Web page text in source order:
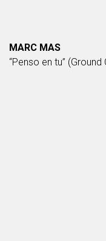
MARC MAS
“Penso en tu”